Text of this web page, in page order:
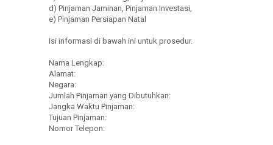
d) Pinjaman Jaminan, Pinjaman Investasi,
e) Pinjaman Persiapan Natal
Isi informasi di bawah ini untuk prosedur.
Nama Lengkap:
Alamat:
Negara:
Jumlah Pinjaman yang Dibutuhkan:
Jangka Waktu Pinjaman:
Tujuan Pinjaman:
Nomor Telepon: